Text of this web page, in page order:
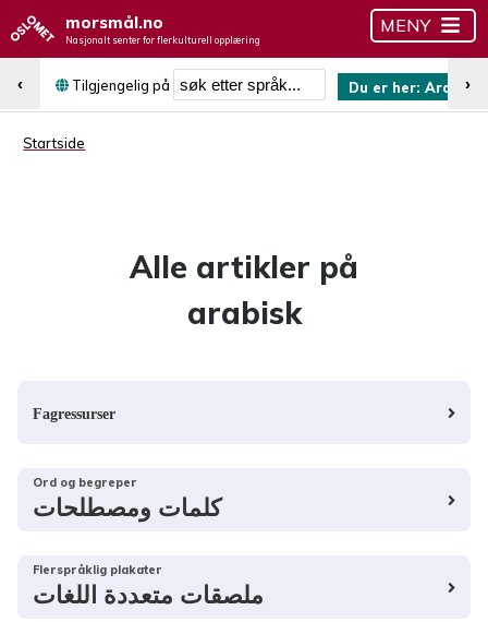
morsmål.no
Nasjonalt senter for flerkulturell opplæring
MENY
Tilgjengelig på
Søk etter språk
Du er her:Arabisk
‹ ›
Startside
Alle artikler på
arabisk
Fagressurser
Ord og begreper
كلمات ومصطلحات
Flerspråklig plakater
ملصقات متعددة اللغات